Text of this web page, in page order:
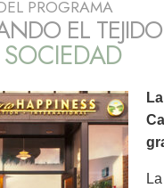
PROGRAMA
EL